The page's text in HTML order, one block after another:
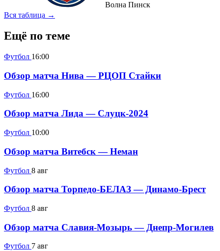
Волна Пинск
Вся таблица →
Ещё по теме
Футбол 16:00
Обзор матча Нива — РЦОП Стайки
Футбол 16:00
Обзор матча Лида — Слуцк-2024
Футбол 10:00
Обзор матча Витебск — Неман
Футбол 8 авг
Обзор матча Торпедо-БЕЛАЗ — Динамо-Брест
Футбол 8 авг
Обзор матча Славия-Мозырь — Днепр-Могилев
Футбол 7 авг